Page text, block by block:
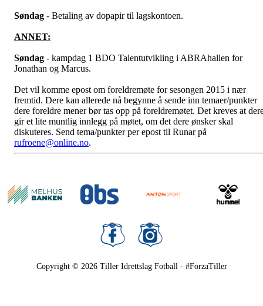
Søndag - Betaling av dopapir til lagskontoen.
ANNET:
Søndag - kampdag 1 BDO Talentutvikling i ABRAhallen for
Jonathan og Marcus.
Det vil komme epost om foreldremøte for sesongen 2015 i nær
fremtid. Dere kan allerede nå begynne å sende inn temaer/punkter
dere foreldre mener bør tas opp på foreldremøtet. Det kreves at
gir et lite muntlig innlegg på møtet, om det dere ønsker skal
diskuteres. Send tema/punkter per epost til Runar på
rufroene@online.no.
Copyright © 2026 Tiller Idrettslag Fotball - #ForzaTiller